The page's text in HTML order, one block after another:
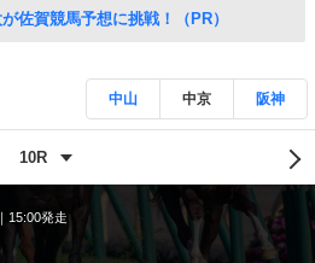
佐賀競馬予想に挑戦！（PR）
中山 中京 阪神
15:00発走